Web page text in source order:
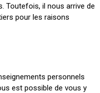
Toutefois, il nous arrive de
pour les raisons
personnels
est possible de vous y